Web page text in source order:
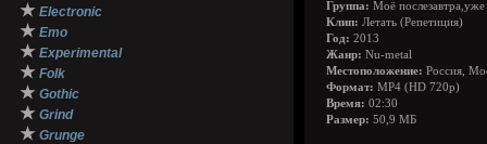
★ Electronic
★ Emo
★ Experimental
★ Folk
★ Gothic
★ Grind
★ Grunge
Группа: Моё
Клип: Летать (Репетиция)
Год: 2013
Жанр: Nu-metal
Местоположение: Россия,
Формат: MP4 (HD 720р)
Время: 02:30
Размер: 50,9 МБ